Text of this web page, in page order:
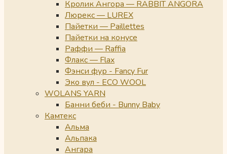
Кролик Ангора — RABBIT ANGORA
Люрекс — LUREX
Пайетки — Paillettes
Пайетки на конусе
Раффи — Raffia
Флакс — Flax
Фэнси фур - Fancy Fur
Эко вул - ECO WOOL
WOLANS YARN
Банни беби - Bunny Baby
Камтекс
Альма
Альпака
Ангара